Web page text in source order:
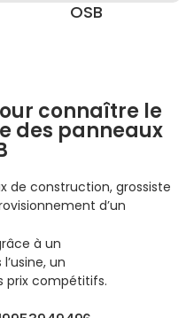
OSB
connaître le
des panneaux
de construction, grossiste
d’un
à un
un
prix compétitifs.